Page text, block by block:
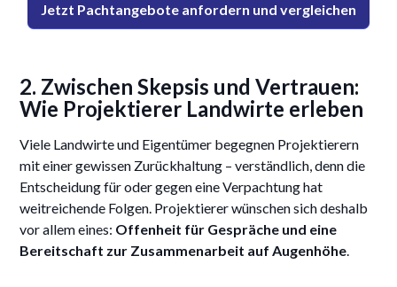
Jetzt Pachtangebote anfordern und vergleichen
2. Zwischen Skepsis und Vertrauen:
Wie Projektierer Landwirte erleben
Viele Landwirte und Eigentümer begegnen Projektierern
mit einer gewissen Zurückhaltung – verständlich, denn die
Entscheidung für oder gegen eine Verpachtung hat
weitreichende Folgen. Projektierer wünschen sich deshalb
vor allem eines: Offenheit für Gespräche und eine
Bereitschaft zur Zusammenarbeit auf Augenhöhe.